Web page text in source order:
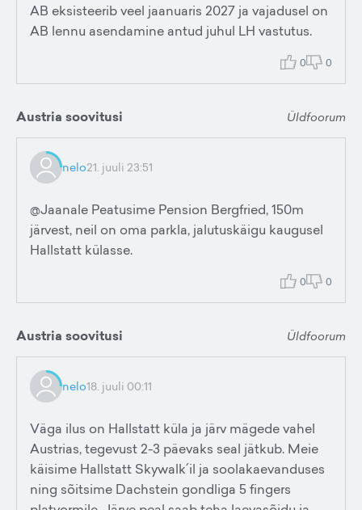
AB eksisteerib veel jaanuaris 2027 ja vajadusel on
AB lennu asendamine antud juhul LH vastutus.
0 0
Austria soovitusi Üldfoorum
nelo21. juuli 23:51
@Jaanale Peatusime Pension Bergfried, 150m
järvest, neil on oma parkla, jalutuskäigu kaugusel
Hallstatt külasse.
0 0
Austria soovitusi Üldfoorum
nelo18. juuli 00:11
Väga ilus on Hallstatt küla ja järv mägede vahel
Austrias, tegevust 2-3 päevaks seal jätkub. Meie
käisime Hallstatt Skywalk´il ja soolakaevanduses
ning sõitsime Dachstein gondliga 5 fingers